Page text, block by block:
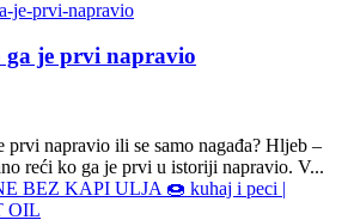
ga je prvi napravio
prvi napravio ili se samo nagađa? Hljeb –
reći ko ga je prvi u istoriji napravio. V...